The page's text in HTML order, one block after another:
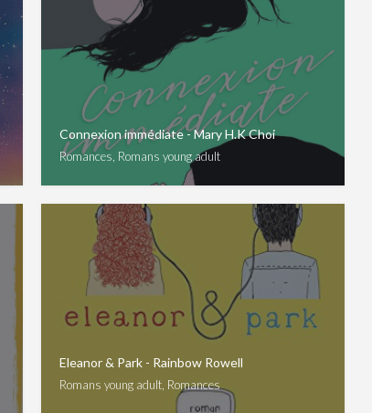
Connexion immédiate - Mary H.K Choi
Romances, Romans young adult
Eleanor & Park - Rainbow Rowell
Romans young adult, Romances